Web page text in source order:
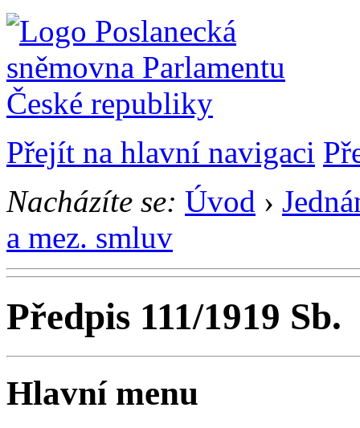
Přejít na hlavní navigaci
Nacházíte se: Úvod ›
a mez. smluv
Předpis 111/1919 Sb.
Hlavní menu